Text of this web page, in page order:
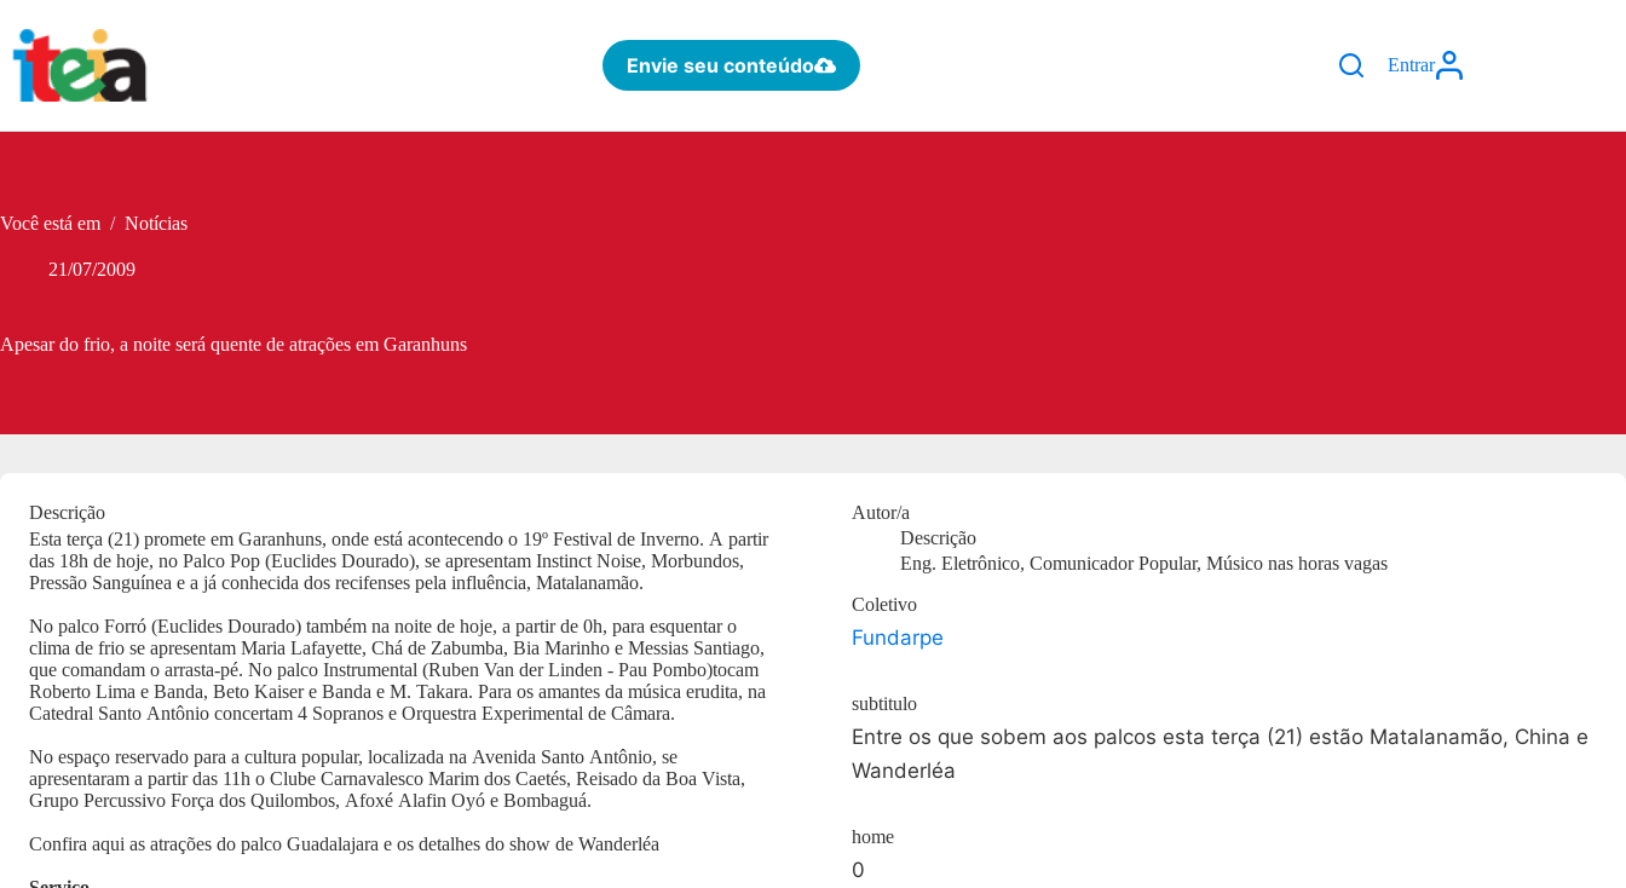
para
conteúdo
Envie seu conteúdo Entrar
Você está em / Notícias
21/07/2009
Apesar do frio, a noite será quente de atrações em Garanhuns
Descrição
Esta terça (21) promete em Garanhuns, onde está acontecendo o 19º Festival de Inverno. A partir
das 18h de hoje, no Palco Pop (Euclides Dourado), se apresentam Instinct Noise, Morbundos,
Pressão Sanguínea e a já conhecida dos recifenses pela influência, Matalanamão.
No palco Forró (Euclides Dourado) também na noite de hoje, a partir de 0h, para esquentar o
clima de frio se apresentam Maria Lafayette, Chá de Zabumba, Bia Marinho e Messias Santiago,
que comandam o arrasta-pé. No palco Instrumental (Ruben Van der Linden - Pau Pombo)tocam
Roberto Lima e Banda, Beto Kaiser e Banda e M. Takara. Para os amantes da música erudita, na
Catedral Santo Antônio concertam 4 Sopranos e Orquestra Experimental de Câmara.
No espaço reservado para a cultura popular, localizada na Avenida Santo Antônio, se
apresentaram a partir das 11h o Clube Carnavalesco Marim dos Caetés, Reisado da Boa Vista,
Grupo Percussivo Força dos Quilombos, Afoxé Alafin Oyó e Bombaguá.
Confira aqui as atrações do palco Guadalajara e os detalhes do show de Wanderléa
Autor/a
Descrição
Eng. Eletrônico, Comunicador Popular, Músico nas horas vagas
Coletivo
Fundarpe
subtitulo
Entre os que sobem aos palcos esta terça (21) estão Matalanamão, China e
Wanderléa
home
0